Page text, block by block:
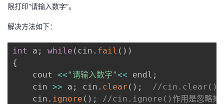
子
直
的
我
我
限打印“请输入数字”。
解决方法如下：
int a ; while ( cin . fail ( ) )
{
	cout
<<"请输入数字"<< endl ;
	cin
>> a ; cin . clear ( ) ;
//cin.clear()作
	cin
. ignore ( ) ;
//cin.ignore()作用是忽略掉缓